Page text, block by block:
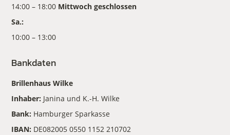
14:00 – 18:00 Mittwoch geschlossen
Sa.:
10:00 – 13:00
Bankdaten
Brillenhaus Wilke
Inhaber: Janina und K.-H. Wilke
Bank: Hamburger Sparkasse
IBAN: DE082005 0550 1152 210702